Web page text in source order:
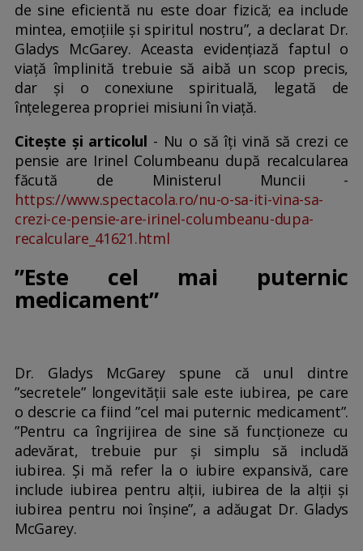
de sine eficientă nu este doar fizică; ea include
mintea, emoțiile și spiritul nostru”, a declarat Dr.
Gladys McGarey. Aceasta evidențiază faptul o
viață împlinită trebuie să aibă un scop precis,
dar și o conexiune spirituală, legată de
înțelegerea propriei misiuni în viață.
Citește și articolul - Nu o să îți vină să crezi ce
pensie are Irinel Columbeanu după recalcularea
făcută de Ministerul Muncii -
https://www.spectacola.ro/nu-o-sa-iti-vina-sa-
crezi-ce-pensie-are-irinel-columbeanu-dupa-
recalculare_41621.html
”Este cel mai puternic
medicament”
Dr. Gladys McGarey spune că unul dintre
”secretele” longevității sale este iubirea, pe care
o descrie ca fiind ”cel mai puternic medicament”.
”Pentru ca îngrijirea de sine să funcționeze cu
adevărat, trebuie pur și simplu să includă
iubirea. Și mă refer la o iubire expansivă, care
include iubirea pentru alții, iubirea de la alții și
iubirea pentru noi înșine”, a adăugat Dr. Gladys
McGarey.